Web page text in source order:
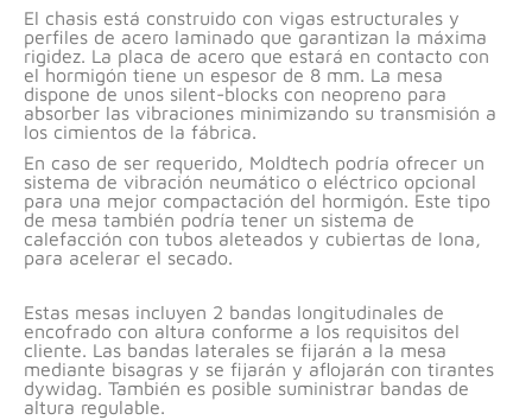
El chasis está construido con vigas estructurales y
perfiles de acero laminado que garantizan la máxima
rigidez. La placa de acero que estará en contacto con
el hormigón tiene un espesor de 8 mm. La mesa
dispone de unos silent-blocks con neopreno para
absorber las vibraciones minimizando su transmisión a
los cimientos de la fábrica.
En caso de ser requerido, Moldtech podría ofrecer un
sistema de vibración neumático o eléctrico opcional
para una mejor compactación del hormigón. Este tipo
de mesa también podría tener un sistema de
calefacción con tubos aleteados y cubiertas de lona,
para acelerar el secado.
Estas mesas incluyen 2 bandas longitudinales de
encofrado con altura conforme a los requisitos del
cliente. Las bandas laterales se fijarán a la mesa
mediante bisagras y se fijarán y aflojarán con tirantes
dywidag. También es posible suministrar bandas de
altura regulable.